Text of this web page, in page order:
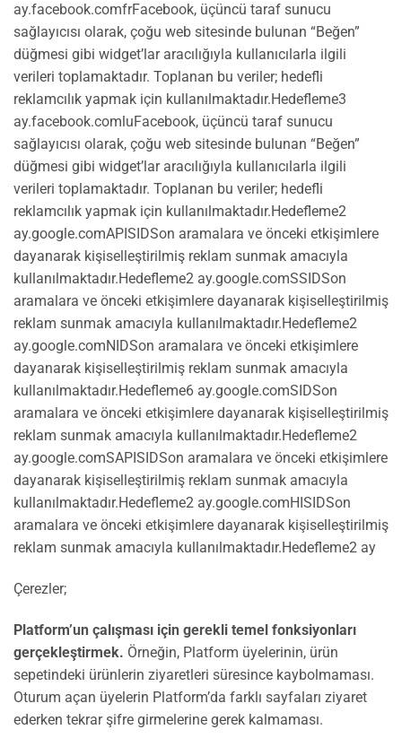
ay.facebook.comfrFacebook, üçüncü taraf sunucu
sağlayıcısı olarak, çoğu web sitesinde bulunan “Beğen”
düğmesi gibi widget’lar aracılığıyla kullanıcılarla ilgili
verileri toplamaktadır. Toplanan bu veriler; hedefli
reklamcılık yapmak için kullanılmaktadır.Hedefleme3
ay.facebook.comluFacebook, üçüncü taraf sunucu
sağlayıcısı olarak, çoğu web sitesinde bulunan “Beğen”
düğmesi gibi widget’lar aracılığıyla kullanıcılarla ilgili
verileri toplamaktadır. Toplanan bu veriler; hedefli
reklamcılık yapmak için kullanılmaktadır.Hedefleme2
ay.google.comAPISIDSon aramalara ve önceki etkişimlere
dayanarak kişiselleştirilmiş reklam sunmak amacıyla
kullanılmaktadır.Hedefleme2 ay.google.comSSIDSon
aramalara ve önceki etkişimlere dayanarak kişiselleştirilmiş
reklam sunmak amacıyla kullanılmaktadır.Hedefleme2
ay.google.comNIDSon aramalara ve önceki etkişimlere
dayanarak kişiselleştirilmiş reklam sunmak amacıyla
kullanılmaktadır.Hedefleme6 ay.google.comSIDSon
aramalara ve önceki etkişimlere dayanarak kişiselleştirilmiş
reklam sunmak amacıyla kullanılmaktadır.Hedefleme2
ay.google.comSAPISIDSon aramalara ve önceki etkişimlere
dayanarak kişiselleştirilmiş reklam sunmak amacıyla
kullanılmaktadır.Hedefleme2 ay.google.comHISIDSon
aramalara ve önceki etkişimlere dayanarak kişiselleştirilmiş
reklam sunmak amacıyla kullanılmaktadır.Hedefleme2 ay
Çerezler;
Platform’un çalışması için gerekli temel fonksiyonları
gerçekleştirmek. Örneğin, Platform üyelerinin, ürün
sepetindeki ürünlerin ziyaretleri süresince kaybolmaması.
Oturum açan üyelerin Platform’da farklı sayfaları ziyaret
ederken tekrar şifre girmelerine gerek kalmaması.